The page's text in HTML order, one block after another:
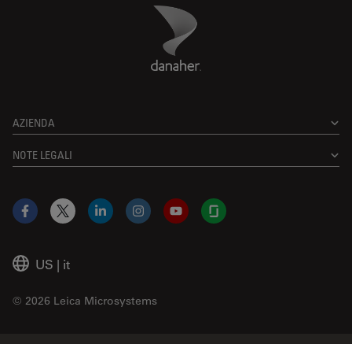
Danaher Logo
AZIENDA
NOTE LEGALI
US | it
© 2026 Leica Microsystems
Facebook
X LinkedInInstagramYouTubeGlassdoor